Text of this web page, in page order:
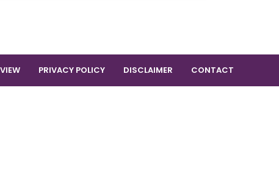
PRIVACY POLICY DISCLAIMER CONTACT